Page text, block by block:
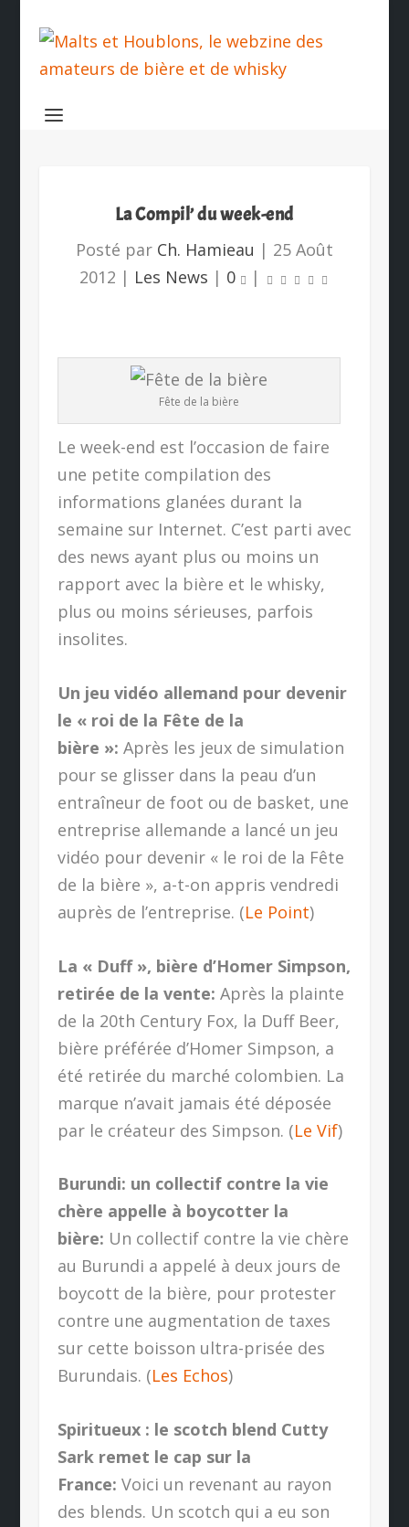
La Compil’ du week-end
Posté par Ch. Hamieau | 25 Août
2012 | Les News | 0 |
Fête de la bière
Le week-end est l’occasion de faire
une petite compilation des
informations glanées durant la
semaine sur Internet. C’est parti avec
des news ayant plus ou moins un
rapport avec la bière et le whisky,
plus ou moins sérieuses, parfois
insolites.
Un jeu vidéo allemand pour devenir
le « roi de la Fête de la
bière »: Après les jeux de simulation
pour se glisser dans la peau d’un
entraîneur de foot ou de basket, une
entreprise allemande a lancé un jeu
vidéo pour devenir « le roi de la Fête
de la bière », a-t-on appris vendredi
auprès de l’entreprise. (Le Point)
La « Duff », bière d’Homer Simpson,
retirée de la vente: Après la plainte
de la 20th Century Fox, la Duff Beer,
bière préférée d’Homer Simpson, a
été retirée du marché colombien. La
marque n’avait jamais été déposée
par le créateur des Simpson. (Le Vif)
Burundi: un collectif contre la vie
chère appelle à boycotter la
bière: Un collectif contre la vie chère
au Burundi a appelé à deux jours de
boycott de la bière, pour protester
contre une augmentation de taxes
sur cette boisson ultra-prisée des
Burundais. (Les Echos)
Spiritueux : le scotch blend Cutty
Sark remet le cap sur la
France: Voici un revenant au rayon
des blends. Un scotch qui a eu son